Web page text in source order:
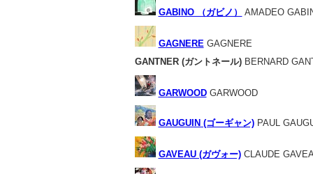
GABINO （ガビノ） AMADEO
GAGNEREGAGNERE
GANTNER (ガントネール)BERNARD
GARWOODGARWOOD
GAUGUIN (ゴーギャン)PAUL
GAVEAU (ガヴォー)CLAUDE